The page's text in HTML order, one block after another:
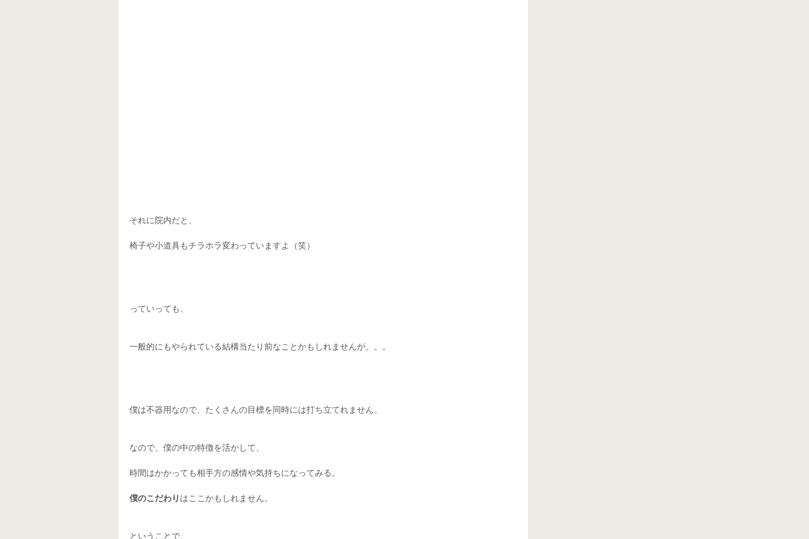
それに院内だと、
椅子や小道具もチラホラ変わっていますよ（笑）
っていっても、
一般的にもやられている結構当たり前なことかもしれませんが。。。
僕は不器用なので、たくさんの目標を同時には打ち立てれません。
なので、僕の中の特徴を活かして、
時間はかかっても相手方の感情や気持ちになってみる。
僕のこだわり はここかもしれません。
ということで、